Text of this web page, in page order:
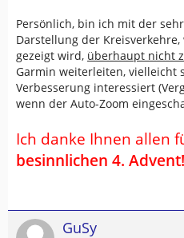
Persönlich, bin ich mit der
Darstellung der Kreisverkehre,
gezeigt wird, überhaupt nicht
Garmin weiterleiten, vielleicht
Verbesserung interessiert
wenn der Auto-Zoom
Ich danke Ihnen allen
besinnlichen 4. Advent!
GuSy